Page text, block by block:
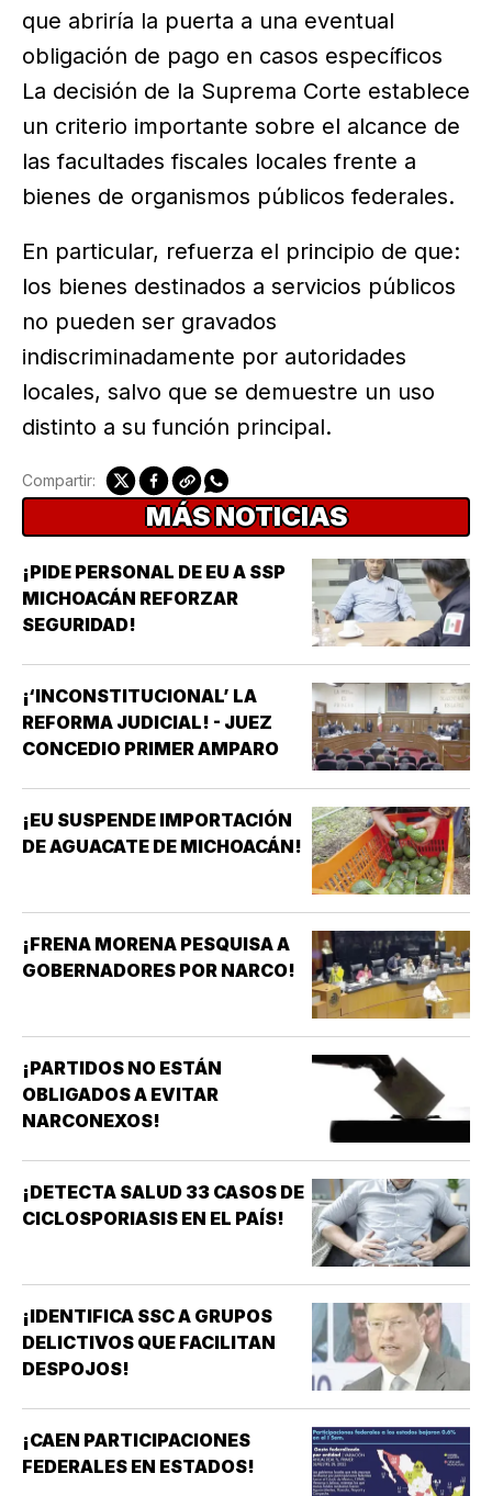
que abriría la puerta a una eventual
obligación de pago en casos específicos
La decisión de la Suprema Corte establece
un criterio importante sobre el alcance de
las facultades fiscales locales frente a
bienes de organismos públicos federales.
En particular, refuerza el principio de que:
los bienes destinados a servicios públicos
no pueden ser gravados
indiscriminadamente por autoridades
locales, salvo que se demuestre un uso
distinto a su función principal.
Compartir:
MÁS NOTICIAS
¡PIDE PERSONAL DE EU A SSP
MICHOACÁN REFORZAR
SEGURIDAD!
¡‘INCONSTITUCIONAL’ LA
REFORMA JUDICIAL! - JUEZ
CONCEDIO PRIMER AMPARO
¡EU SUSPENDE IMPORTACIÓN
DE AGUACATE DE MICHOACÁN!
¡FRENA MORENA PESQUISA A
GOBERNADORES POR NARCO!
¡PARTIDOS NO ESTÁN
OBLIGADOS A EVITAR
NARCONEXOS!
¡DETECTA SALUD 33 CASOS DE
CICLOSPORIASIS EN EL PAÍS!
¡IDENTIFICA SSC A GRUPOS
DELICTIVOS QUE FACILITAN
DESPOJOS!
¡CAEN PARTICIPACIONES
FEDERALES EN ESTADOS!